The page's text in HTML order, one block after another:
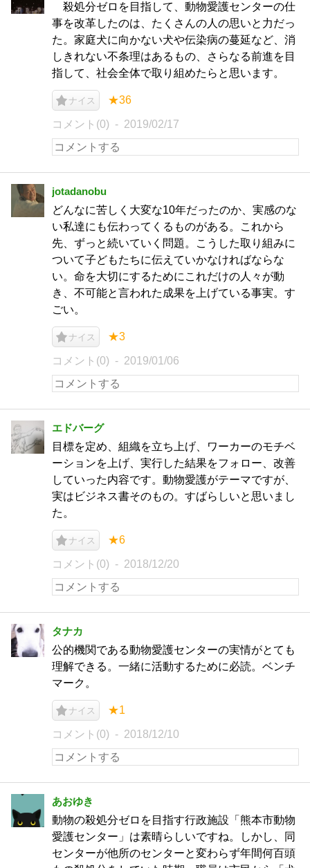
殺処分ゼロを目指して、動物愛護センターの仕
事を改革したのは、たくさんの人の思いと力だっ
た。家庭犬に向かない犬や伝染病の蔓延など、消
しきれない不条理はあるもの、さらなる前進を目
指して、社会全体で取り組めたらと思います。
ナイス ★36
コメント(0) 2019/02/17
jotadanobu
どんなに苦しく大変な10年だったのか、実感のな
い私達にも伝わってくるものがある。これから
先、ずっと続いていく問題。こうした取り組みに
ついて子どもたちに伝えていかなければならな
い。命を大切にするためにこれだけの人々が動
き、不可能と言われた成果を上げている事実。す
ごい。
ナイス ★3
コメント(0) 2019/01/06
エドバーグ
目標を定め、組織を立ち上げ、ワーカーのモチベ
ーションを上げ、実行した結果をフォロー、改善
していった内容です。動物愛護がテーマですが、
実はビジネス書そのもの。すばらしいと思いまし
た。
ナイス ★6
コメント(0) 2018/12/20
タナカ
公的機関である動物愛護センターの実情がとても
理解できる。一緒に活動するために必読。ベンチ
マーク。
ナイス ★1
コメント(0) 2018/12/10
あおゆき
動物の殺処分ゼロを目指す行政施設「熊本市動物
愛護センター」は素晴らしいですね。しかし、同
センターが他所のセンターと変わらず年間何百頭